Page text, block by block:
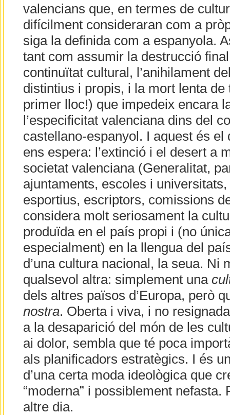
valencians que, en termes de
difícilment consideraran com a
siga la definida com a espanyola.
tant com assumir la destrucció
continuïtat cultural, l’anihilament
distintius i propis, i la mort lenta
primer lloc!) que impedeix encara
l’especificitat valenciana dins del
castellano-espanyol. I aquest és el
ens espera: l’extinció i el desert a
societat valenciana (Generalitat,
ajuntaments, escoles i
esportius, escriptors, comissions
considera molt seriosament la
produïda en el país propi i (no
especialment) en la llengua del
d’una cultura nacional, la seua. Ni
qualsevol altra: simplement una
dels altres països d’Europa, però
nostra. Oberta i viva, i no
a la desaparició del món de les
ai dolor, sembla que té poca
als planificadors estratègics. I és
d’una certa moda ideològica que
“moderna” i possiblement nefasta.
altre dia.